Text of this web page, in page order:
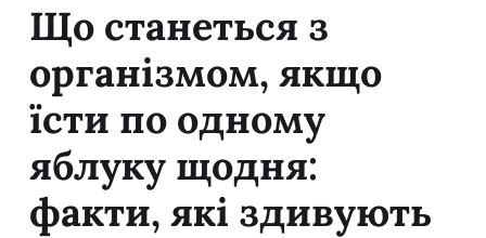
Що станеться з
організмом, якщо
їсти по одному
яблуку щодня:
факти, які здивують